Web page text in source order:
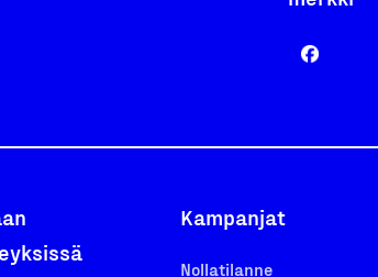
Kampanjat
Nollatilanne